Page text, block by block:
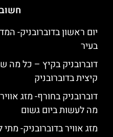
יום ראשון בדוברובניק-
בעיר
דוברובניק בקיץ – כל מה
קיצית בדוברובניק
דוברובניק בחורף- מזג
מה לעשות ביום גשום
מזג אוויר בדוברובניק-